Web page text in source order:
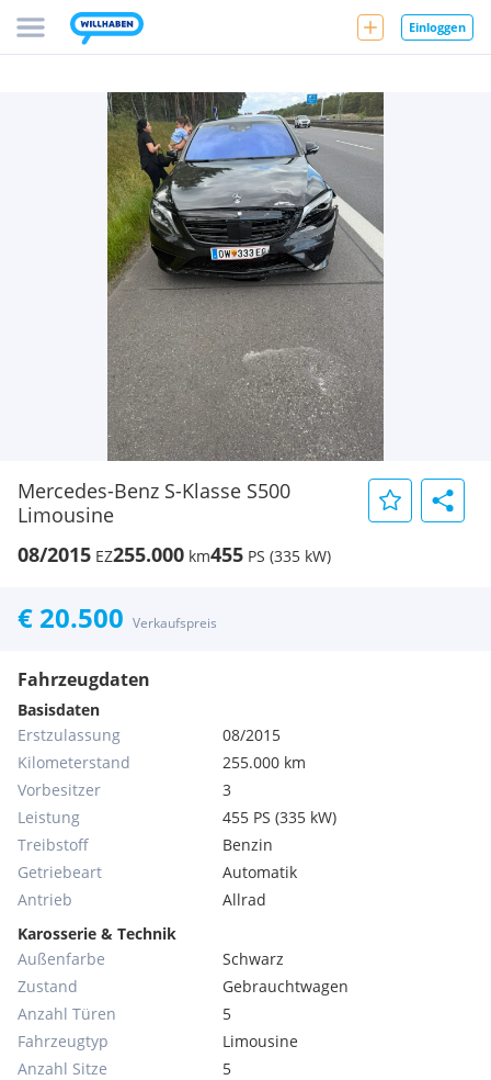
Einloggen
Mercedes-Benz S-Klasse S500
Limousine
08/2015 EZ255.000 km455 PS (335 kW)
€ 20.500 Verkaufspreis
Fahrzeugdaten
Basisdaten
Erstzulassung
08/2015
Kilometerstand
255.000 km
Vorbesitzer
3
Leistung
455 PS (335 kW)
Treibstoff
Benzin
Getriebeart
Automatik
Antrieb
Allrad
Karosserie & Technik
Außenfarbe
Schwarz
Zustand
Gebrauchtwagen
Anzahl Türen
5
Fahrzeugtyp
Limousine
Anzahl Sitze
5